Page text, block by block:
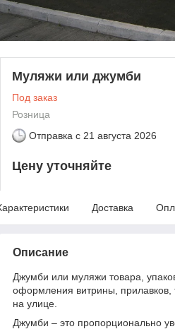
Муляжи или джумби
Под заказ
Розница
Отправка с 21 августа 2026
Цену уточняйте
Доставка
Описание
Джумби или муляжи товара,
оформления витрины, прилавков,
на улице.
Джумби – это пропорционально